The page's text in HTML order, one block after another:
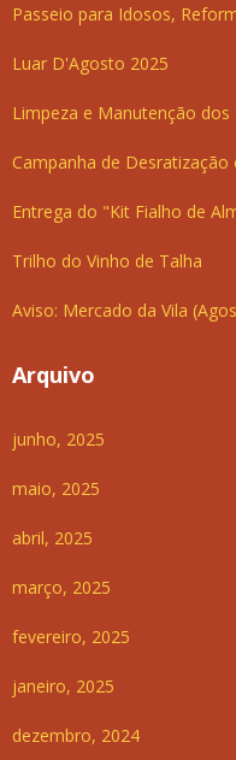
Passeio para Idosos,
Luar D'Agosto 2025
Limpeza e Manutenção dos
Campanha de
Entrega do "Kit Fialho de
Trilho do Vinho de Talha
Aviso: Mercado da Vila
Arquivo
junho, 2025
maio, 2025
abril, 2025
março, 2025
fevereiro, 2025
janeiro, 2025
dezembro, 2024